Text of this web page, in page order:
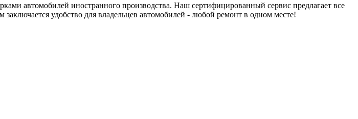
автомобилей иностранного производства. Наш сертифицированный сервис предлагает все
удобство для владельцев автомобилей - любой ремонт в одном месте!